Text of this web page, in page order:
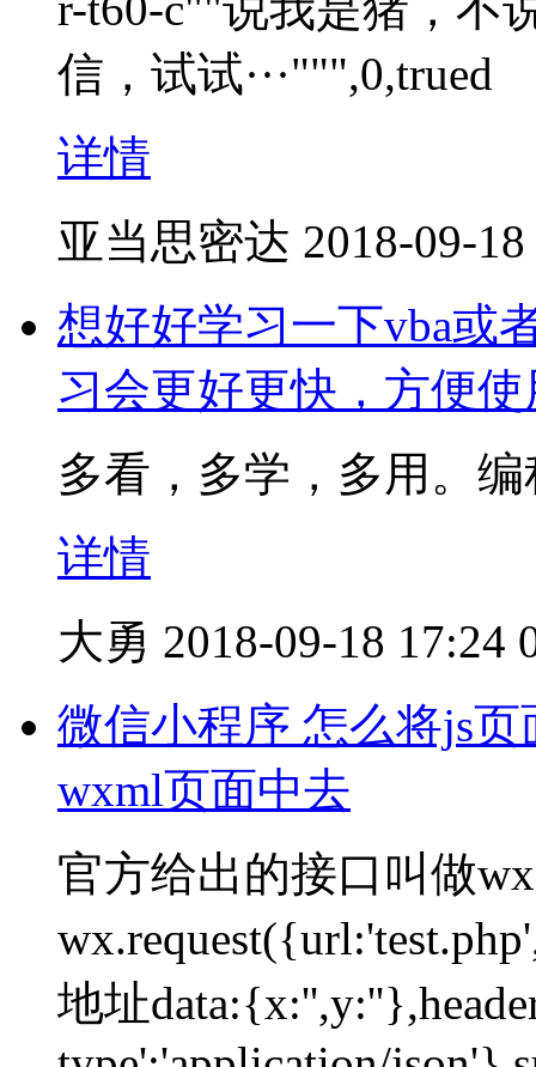
信，试试···""",0,trued
详情
亚当思密达 2018-09-
想好好学习一下vba或
习会更好更快，方便使
多看，多学，多用。
详情
大勇 2018-09-18 17:24
微信小程序 怎么将js页
wxml页面中去
官方给出的接口叫做
地址